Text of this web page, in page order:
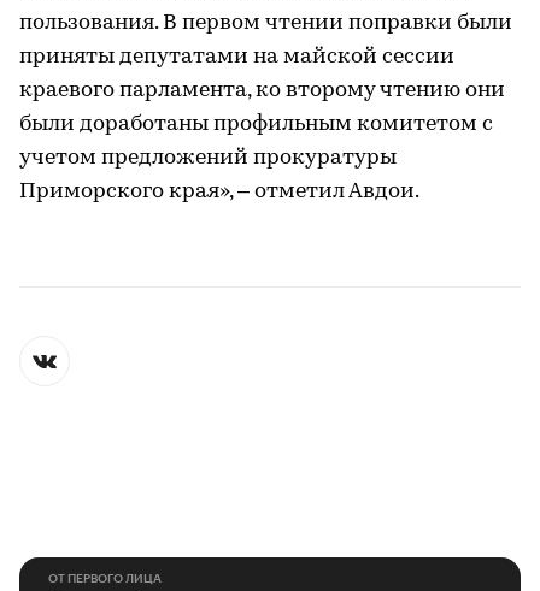
пользования. В первом чтении поправки были
приняты депутатами на майской сессии
краевого парламента, ко второму чтению они
были доработаны профильным комитетом с
учетом предложений прокуратуры
Приморского края», – отметил Авдои.
ОТ ПЕРВОГО ЛИЦА